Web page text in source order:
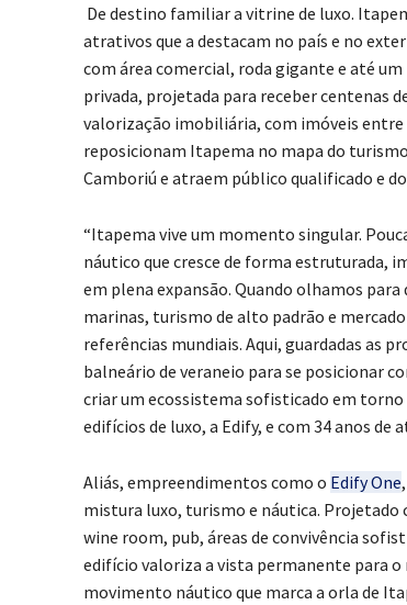
De destino familiar a vitrine de luxo.
atrativos que a destacam no país e no
com área comercial, roda gigante e até
privada, projetada para receber centenas
valorização imobiliária, com imóveis entre
reposicionam Itapema no mapa do
Camboriú e atraem público qualificado e
“Itapema vive um momento singular.
náutico que cresce de forma estruturada,
em plena expansão. Quando olhamos
marinas, turismo de alto padrão e
referências mundiais. Aqui, guardadas as
balneário de veraneio para se posicionar
criar um ecossistema sofisticado em torno
edifícios de luxo, a Edify, e com 34 anos
Aliás, empreendimentos como o Edify One
mistura luxo, turismo e náutica. Projetado
wine room, pub, áreas de convivência
edifício valoriza a vista permanente para
movimento náutico que marca a orla de